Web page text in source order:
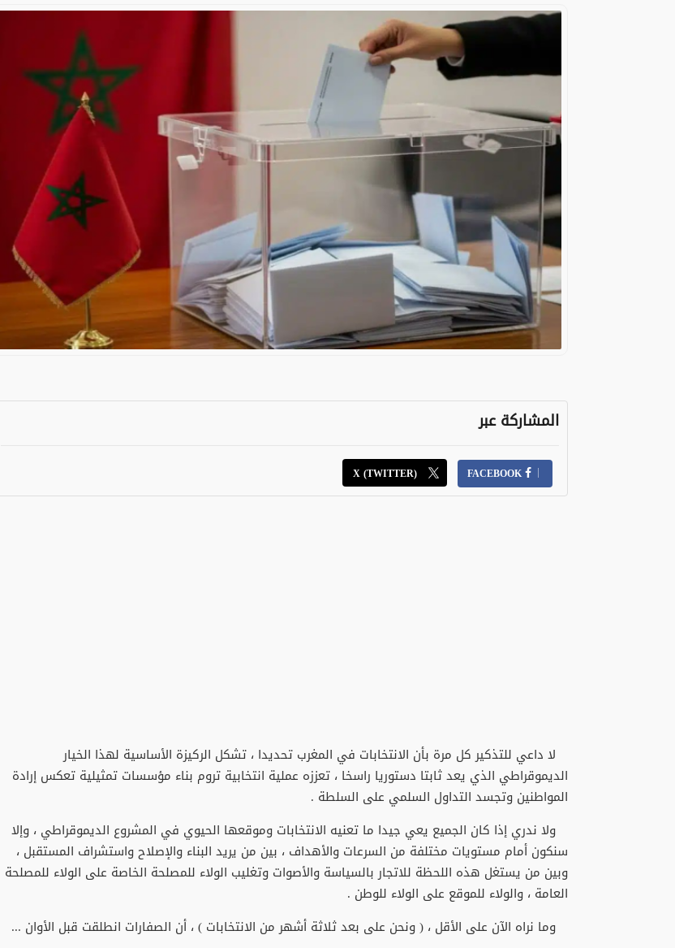
المشاركة عبر
FACEBOOK
X (TWITTER)
لا داعي للتذكير كل مرة بأن الانتخابات في المغرب تحديدا ، تشكل الركيزة الأساسية لهذا الخيار
الديموقراطي الذي يعد ثابتا دستوريا راسخا ، تعززه عملية انتخابية تروم بناء مؤسسات تمثيلية تعكس إرادة
المواطنين وتجسد التداول السلمي على السلطة .
ولا ندري إذا كان الجميع يعي جيدا ما تعنيه الانتخابات وموقعها الحيوي في المشروع الديموقراطي ، وإلا
سنكون أمام مستويات مختلفة من السرعات والأهداف ، بين من يريد البناء والإصلاح واستشراف المستقبل ،
وبين من يستغل هذه اللحظة للاتجار بالسياسة والأصوات وتغليب الولاء للمصلحة الخاصة على الولاء للمصلحة
العامة ، والولاء للموقع على الولاء للوطن .
وما نراه الآن على الأقل ، ( ونحن على بعد ثلاثة أشهر من الانتخابات ) ، أن الصفارات انطلقت قبل الأوان ...